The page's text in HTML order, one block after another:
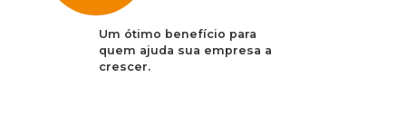
Um ótimo benefício para
quem ajuda sua empresa a
crescer.